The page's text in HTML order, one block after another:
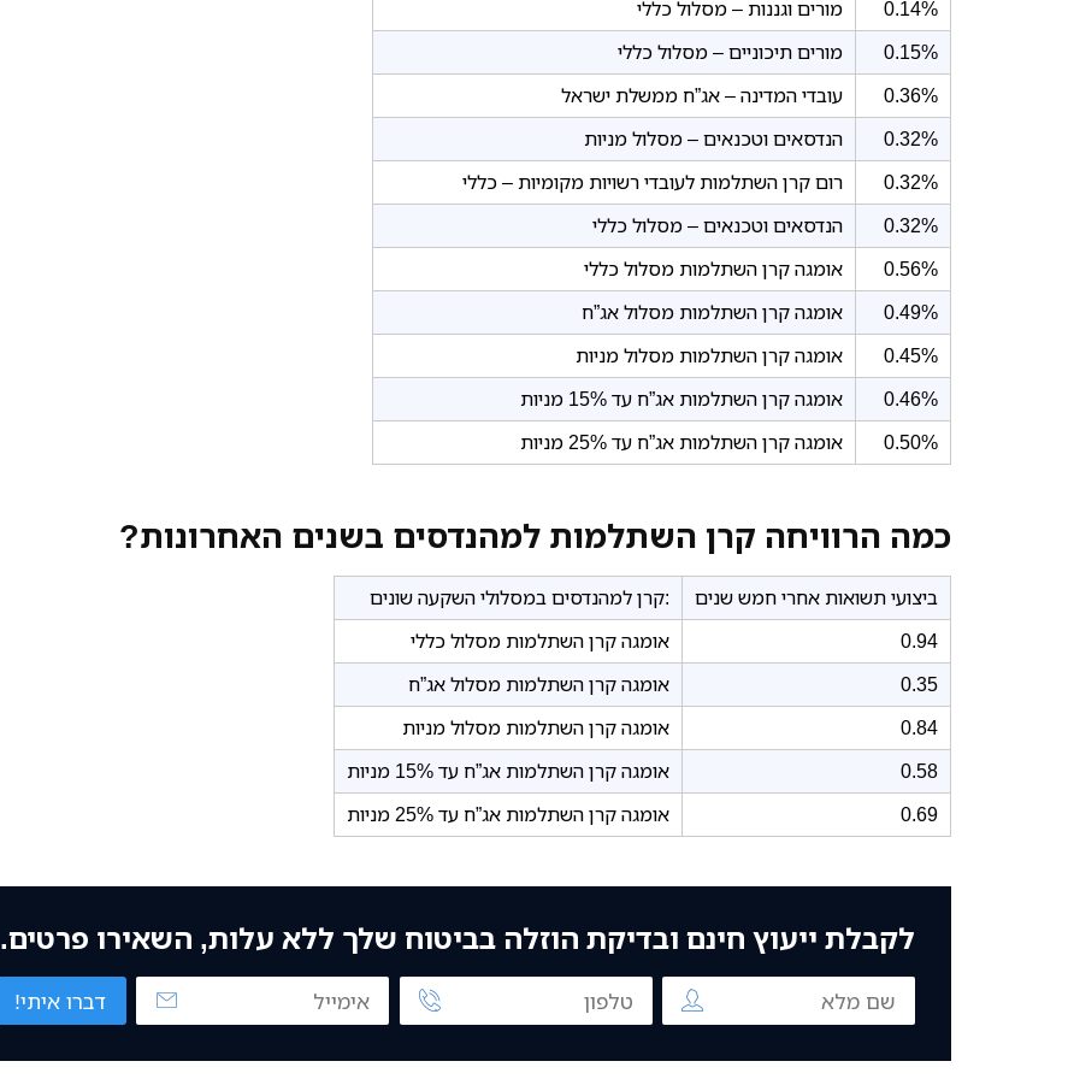
מורים וגננות – מסלול כללי
0.14%
מורים תיכוניים – מסלול כללי
0.15%
עובדי המדינה – אג”ח ממשלת ישראל
0.36%
הנדסאים וטכנאים – מסלול מניות
0.32%
רום קרן השתלמות לעובדי רשויות מקומיות – כללי
0.32%
הנדסאים וטכנאים – מסלול כללי
0.32%
אומגה קרן השתלמות מסלול כללי
0.56%
אומגה קרן השתלמות מסלול אג”ח
0.49%
אומגה קרן השתלמות מסלול מניות
0.45%
אומגה קרן השתלמות אג”ח עד 15% מניות
0.46%
אומגה קרן השתלמות אג”ח עד 25% מניות
0.50%
כמה הרוויחה קרן השתלמות למהנדסים בשנים האחרונות?
קרן למהנדסים במסלולי השקעה שונים:
ביצועי תשואות אחרי חמש שנים
אומגה קרן השתלמות מסלול כללי
0.94
אומגה קרן השתלמות מסלול אג”ח
0.35
אומגה קרן השתלמות מסלול מניות
0.84
אומגה קרן השתלמות אג”ח עד 15% מניות
0.58
אומגה קרן השתלמות אג”ח עד 25% מניות
0.69
לקבלת ייעוץ חינם ובדיקת הוזלה בביטוח שלך ללא עלות, השאירו פרטים.
דברו איתי!